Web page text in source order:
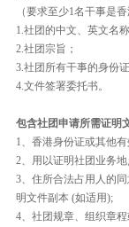
（要求至少1名干事是香
1.社团的中文、英文名称
2.社团宗旨；
3.社团所有干事的身份
4.文件签署委托书。
包含社团申请所需证明
1、香港身份证或其他
2、用以证明社团业务
3、住所合法占用人的
明文件副本 (如适用);
4、社团规章、组织章